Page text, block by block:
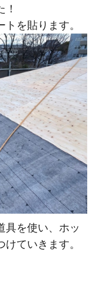
を貼ります。
具を使い、ホッ
ていきます。